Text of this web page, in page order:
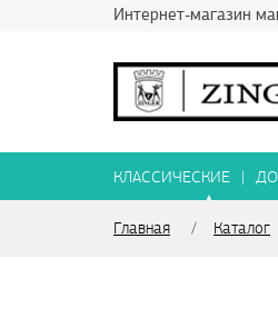
Интернет-магазин
КЛАССИЧЕСКИЕ |
▲
Главная / Каталог